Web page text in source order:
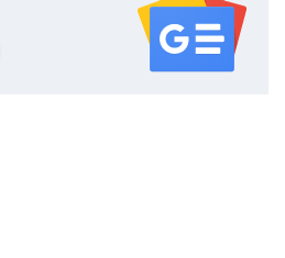
serwisu